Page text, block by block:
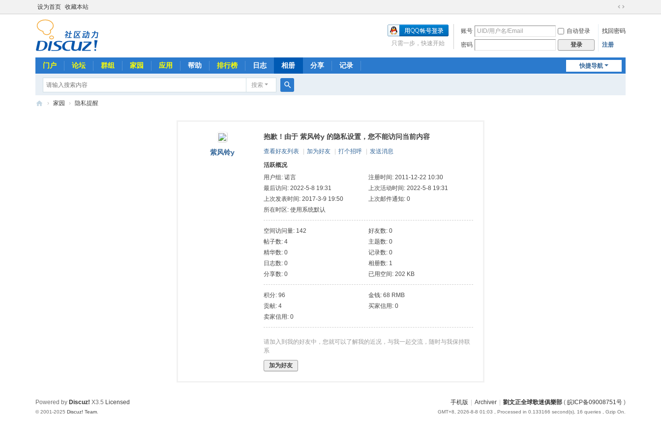
设为首页 收藏本站
切
到
账号 自动登录
找回密码
密码
登录 注册
只需一步，快速开始
快捷导航
门户 论坛 群组 家园 应用 帮助 排行榜 日志 相册 分享 记录
搜索
› 家园 › 隐私提醒
紫风铃y
抱歉！由于 紫风铃y 的隐私设置，您不能访问当前内容
查看好友列表 加为好友 打个招呼
发送消息
活跃概况
用户组: 诺言
注册时间: 2011-12-22 10:30
最后访问: 2022-5-8 19:31
上次活动时间: 2022-5-8 19:31
上次发表时间: 2017-3-9 19:50
上次邮件通知: 0
所在时区: 使用系统默认
空间访问量: 142
好友数: 0
帖子数: 4
主题数: 0
精华数: 0
记录数: 0
日志数: 0
相册数: 1
分享数: 0
已用空间: 202 KB
积分: 96
金钱: 68 RMB
贡献: 4
买家信用: 0
卖家信用: 0
请加入到我的好友中，您就可以了解我的近况，与我一起交流，随时与我保持联
系
加为好友
手机版 Archiver 劉文正全球歌迷俱樂部 ( 皖ICP备09008751号 )
GMT+8, 2026-8-8 01:03 , Processed in 0.133166 second(s), 16 queries , Gzip On.
Powered by Discuz! X3.5 Licensed
© 2001-2025 Discuz! Team